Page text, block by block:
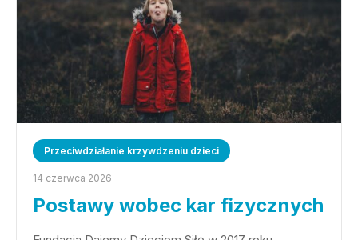
Przeciwdziałanie krzywdzeniu dzieci
14 czerwca 2026
Postawy wobec kar fizycznych